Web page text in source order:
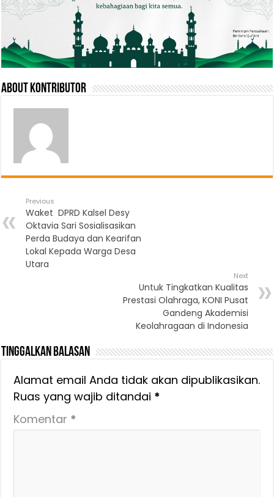
About Kontributor
Previous
Waket DPRD Kalsel Desy
Oktavia Sari Sosialisasikan
Perda Budaya dan Kearifan
Lokal Kepada Warga Desa
Utara
Next
Untuk Tingkatkan Kualitas
Prestasi Olahraga, KONI Pusat
Gandeng Akademisi
Keolahragaan di Indonesia
Tinggalkan Balasan
Alamat email Anda tidak akan dipublikasikan.
Ruas yang wajib ditandai *
Komentar *